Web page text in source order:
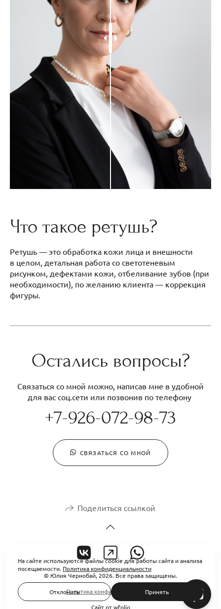
Что такое ретушь?
Ретушь — это обработка кожи лица и внешности
в целом, детальная работа со светотеневым
рисунком, дефектами кожи, отбеливание зубов (при
необходимости), по желанию клиента — коррекция
фигуры.
Остались вопросы?
Связаться со мной можно, написав мне в удобной
для вас соц.сети или позвонив по телефону
+7-926-072-98-73
СВЯЗАТЬСЯ СО МНОЙ
Поделиться ссылкой
© Юлия Чернобай, 2026. Все права защищены.
Политика конфиденциальности
Сайт отwfolio
На сайте используются файлы cookie для работы сайта и анализа
посещаемости. Политика конфиденциальности
Отклонить Принять